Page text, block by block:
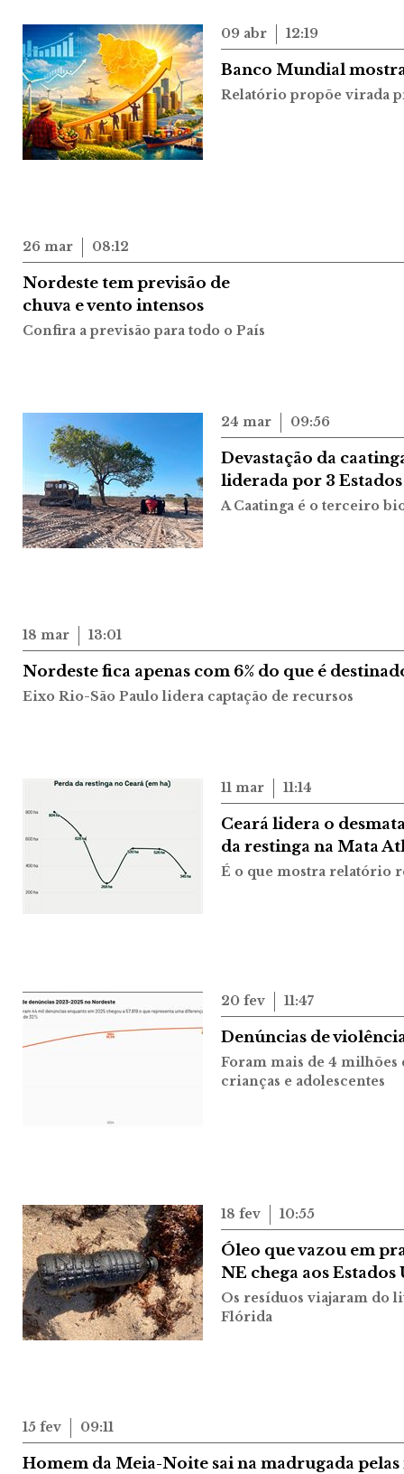
09 abr 12:19
Banco Mundial
Relatório propõe virada
26 mar 08:12
Nordeste tem previsão de
chuva e vento intensos
Confira a previsão para todo o País
24 mar 09:56
Devastação da
liderada por 3 Estados
A Caatinga é o terceiro
18 mar 13:01
Nordeste fica apenas com 6% do que é
Eixo Rio-São Paulo lidera captação de recursos
11 mar 11:14
Ceará lidera o
da restinga na Mata
É o que mostra relatório
20 fev 11:47
Denúncias de
Foram mais de 4 milhões
crianças e adolescentes
18 fev 10:55
Óleo que vazou em
NE chega aos Estados
Os resíduos viajaram do
Flórida
15 fev 09:11
Homem da Meia-Noite sai na madrugada